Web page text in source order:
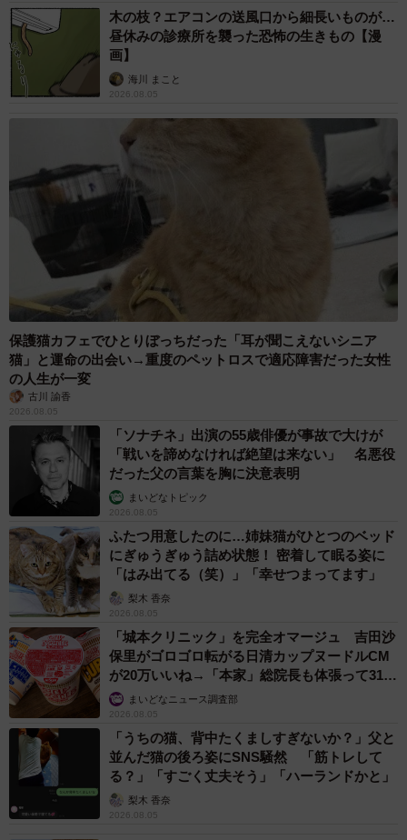
木の枝？エアコンの送風口から細長いものが…
昼休みの診療所を襲った恐怖の生きもの【漫
画】
海川 まこと
2026.08.05
保護猫カフェでひとりぼっちだった「耳が聞こえないシニア
猫」と運命の出会い→重度のペットロスで適応障害だった女性
の人生が一変
古川 諭香
2026.08.05
「ソナチネ」出演の55歳俳優が事故で大けが
「戦いを諦めなければ絶望は来ない」 名悪役
だった父の言葉を胸に決意表明
まいどなトピック
2026.08.05
ふたつ用意したのに…姉妹猫がひとつのベッド
にぎゅうぎゅう詰め状態！ 密着して眠る姿に
「はみ出てる（笑）」「幸せつまってます」
梨木 香奈
2026.08.05
「城本クリニック」を完全オマージュ 吉田沙
保里がゴロゴロ転がる日清カップヌードルCM
が20万いいね→「本家」総院長も体張って31万
いいねまいどなニュース調査部
2026.08.05
「うちの猫、背中たくましすぎないか？」父と
並んだ猫の後ろ姿にSNS騒然 「筋トレして
る？」「すごく丈夫そう」「ハーランドかと」
梨木 香奈
2026.08.05